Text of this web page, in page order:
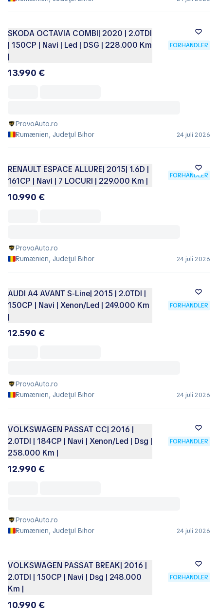
SKODA OCTAVIA COMBI| 2020 | 2.0TDI
| 150CP | Navi | Led | DSG | 228.000 Km
|
FORHANDLER
13.990 €
ProvoAuto.ro
Rumænien, Judeţul Bihor
24 juli 2026
RENAULT ESPACE ALLURE| 2015| 1.6D |
161CP | Navi | 7 LOCURI | 229.000 Km |
FORHANDLER
10.990 €
ProvoAuto.ro
Rumænien, Judeţul Bihor
24 juli 2026
AUDI A4 AVANT S-Line| 2015 | 2.0TDI |
150CP | Navi | Xenon/Led | 249.000 Km
|
FORHANDLER
12.590 €
ProvoAuto.ro
Rumænien, Judeţul Bihor
24 juli 2026
VOLKSWAGEN PASSAT CC| 2016 |
2.0TDI | 184CP | Navi | Xenon/Led | Dsg |
258.000 Km |
FORHANDLER
12.990 €
ProvoAuto.ro
Rumænien, Judeţul Bihor
24 juli 2026
VOLKSWAGEN PASSAT BREAK| 2016 |
2.0TDI | 150CP | Navi | Dsg | 248.000
Km |
FORHANDLER
10.990 €